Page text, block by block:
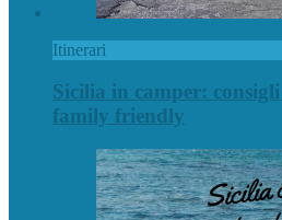
Itinerari
Sicilia in camper:
family friendly